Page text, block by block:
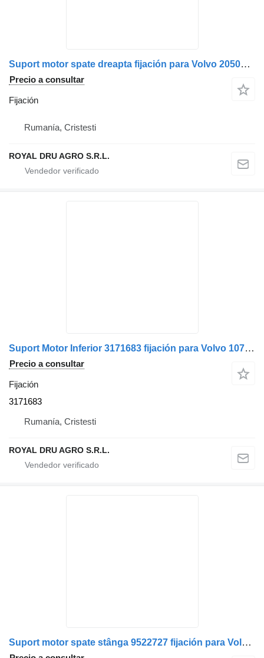
Suport motor spate dreapta fijación para Volvo 20505041 camión
Precio a consultar
Fijación
Rumanía, Cristesti
ROYAL DRU AGRO S.R.L.
Suport Motor Inferior 3171683 fijación para Volvo 1076487 camión
Precio a consultar
Fijación
3171683
Rumanía, Cristesti
ROYAL DRU AGRO S.R.L.
Suport motor spate stânga 9522727 fijación para Volvo camión